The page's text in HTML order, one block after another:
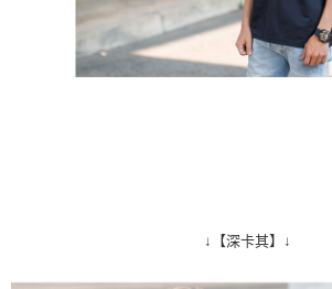
↓【深卡其】↓